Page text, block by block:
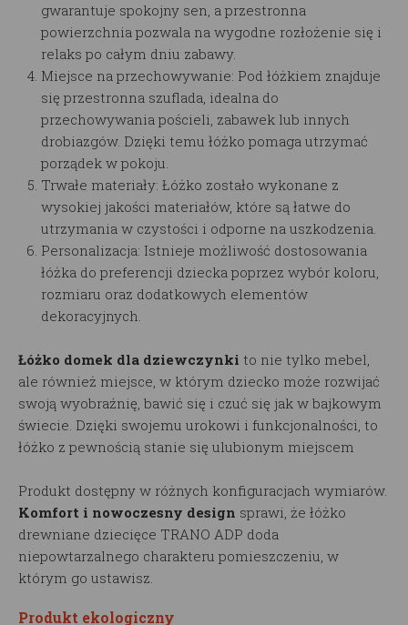
gwarantuje spokojny sen, a przestronna
powierzchnia pozwala na wygodne rozłożenie się i
relaks po całym dniu zabawy.
Miejsce na przechowywanie: Pod łóżkiem znajduje
się przestronna szuflada, idealna do
przechowywania pościeli, zabawek lub innych
drobiazgów. Dzięki temu łóżko pomaga utrzymać
porządek w pokoju.
Trwałe materiały: Łóżko zostało wykonane z
wysokiej jakości materiałów, które są łatwe do
utrzymania w czystości i odporne na uszkodzenia.
Personalizacja: Istnieje możliwość dostosowania
łóżka do preferencji dziecka poprzez wybór koloru,
rozmiaru oraz dodatkowych elementów
dekoracyjnych.
Łóżko domek dla dziewczynki to nie tylko mebel,
ale również miejsce, w którym dziecko może rozwijać
swoją wyobraźnię, bawić się i czuć się jak w bajkowym
świecie. Dzięki swojemu urokowi i funkcjonalności, to
łóżko z pewnością stanie się ulubionym miejscem
Produkt dostępny w różnych konfiguracjach wymiarów.
Komfort i nowoczesny design sprawi, że łóżko
drewniane dziecięce TRANO ADP doda
niepowtarzalnego charakteru pomieszczeniu, w
którym go ustawisz.
Produkt ekologiczny